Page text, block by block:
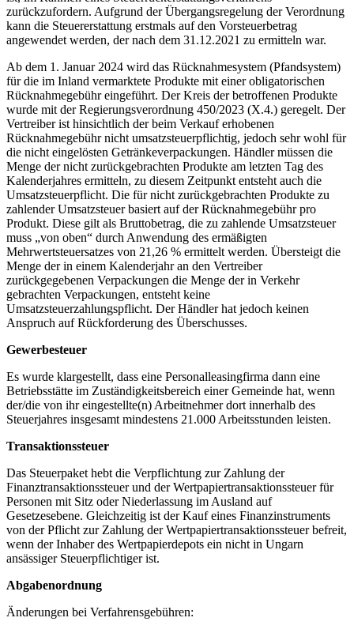
zurückzufordern. Aufgrund der Übergangsregelung der Verordnung
kann die Steuererstattung erstmals auf den Vorsteuerbetrag
angewendet werden, der nach dem 31.12.2021 zu ermitteln war.
Ab dem 1. Januar 2024 wird das Rücknahmesystem (Pfandsystem)
für die im Inland vermarktete Produkte mit einer obligatorischen
Rücknahmegebühr eingeführt. Der Kreis der betroffenen Produkte
wurde mit der Regierungsverordnung 450/2023 (X.4.) geregelt. Der
Vertreiber ist hinsichtlich der beim Verkauf erhobenen
Rücknahmegebühr nicht umsatzsteuerpflichtig, jedoch sehr wohl für
die nicht eingelösten Getränkeverpackungen. Händler müssen die
Menge der nicht zurückgebrachten Produkte am letzten Tag des
Kalenderjahres ermitteln, zu diesem Zeitpunkt entsteht auch die
Umsatzsteuerpflicht. Die für nicht zurückgebrachten Produkte zu
zahlender Umsatzsteuer basiert auf der Rücknahmegebühr pro
Produkt. Diese gilt als Bruttobetrag, die zu zahlende Umsatzsteuer
muss „von oben“ durch Anwendung des ermäßigten
Mehrwertsteuersatzes von 21,26 % ermittelt werden. Übersteigt die
Menge der in einem Kalenderjahr an den Vertreiber
zurückgegebenen Verpackungen die Menge der in Verkehr
gebrachten Verpackungen, entsteht keine
Umsatzsteuerzahlungspflicht. Der Händler hat jedoch keinen
Anspruch auf Rückforderung des Überschusses.
Gewerbesteuer
Es wurde klargestellt, dass eine Personalleasingfirma dann eine
Betriebsstätte im Zuständigkeitsbereich einer Gemeinde hat, wenn
der/die von ihr eingestellte(n) Arbeitnehmer dort innerhalb des
Steuerjahres insgesamt mindestens 21.000 Arbeitsstunden leisten.
Transaktionssteuer
Das Steuerpaket hebt die Verpflichtung zur Zahlung der
Finanztransaktionssteuer und der Wertpapiertransaktionssteuer für
Personen mit Sitz oder Niederlassung im Ausland auf
Gesetzesebene. Gleichzeitig ist der Kauf eines Finanzinstruments
von der Pflicht zur Zahlung der Wertpapiertransaktionssteuer befreit,
wenn der Inhaber des Wertpapierdepots ein nicht in Ungarn
ansässiger Steuerpflichtiger ist.
Abgabenordnung
Änderungen bei Verfahrensgebühren: